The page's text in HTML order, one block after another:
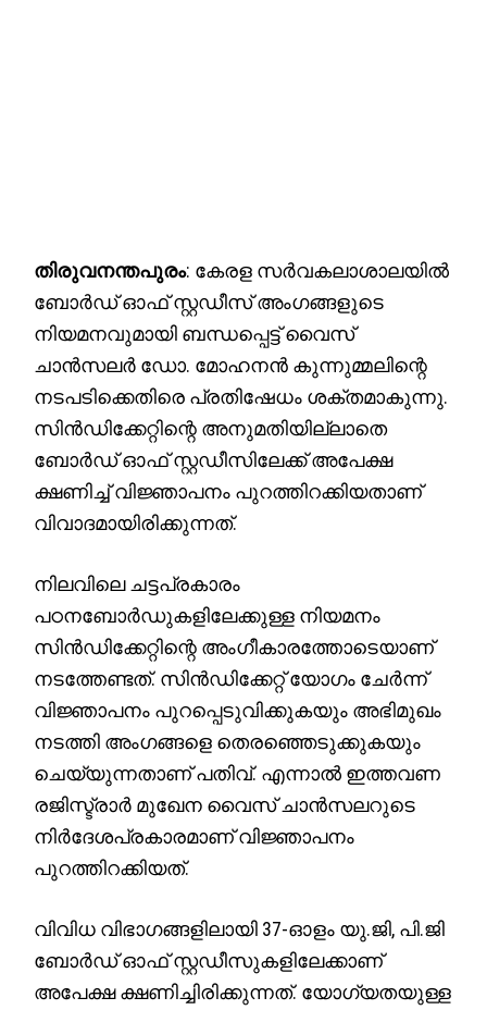
തിരുവനന്തപുരം: കേരള സർവകലാശാലയിൽ
ബോർഡ് ഓഫ് സ്റ്റഡീസ് അംഗങ്ങളുടെ
നിയമനവുമായി ബന്ധപ്പെട്ട് വൈസ്
ചാൻസലർ ഡോ. മോഹനൻ കുന്നുമ്മലിന്റെ
നടപടിക്കെതിരെ പ്രതിഷേധം ശക്തമാകുന്നു.
സിന്‍ഡിക്കേറ്റിന്റെ അനുമതിയില്ലാതെ
ബോർഡ് ഓഫ് സ്റ്റഡീസിലേക്ക് അപേക്ഷ
ക്ഷണിച്ച് വിജ്ഞാപനം പുറത്തിറക്കിയതാണ്
വിവാദമായിരിക്കുന്നത്.
നിലവിലെ ചട്ടപ്രകാരം
പഠനബോർഡുകളിലേക്കുള്ള നിയമനം
സിന്‍ഡിക്കേറ്റിന്റെ അംഗീകാരത്തോടെയാണ്
നടത്തേണ്ടത്. സിന്‍ഡിക്കേറ്റ് യോഗം ചേർന്ന്
വിജ്ഞാപനം പുറപ്പെടുവിക്കുകയും അഭിമുഖം
നടത്തി അംഗങ്ങളെ തെരഞ്ഞെടുക്കുകയും
ചെയ്യുന്നതാണ് പതിവ്. എന്നാൽ ഇത്തവണ
രജിസ്ട്രാർ മുഖേന വൈസ് ചാൻസലറുടെ
നിർദേശപ്രകാരമാണ് വിജ്ഞാപനം
പുറത്തിറക്കിയത്.
വിവിധ വിഭാഗങ്ങളിലായി 37-ഓളം യു.ജി, പി.ജി
ബോർഡ് ഓഫ് സ്റ്റഡീസുകളിലേക്കാണ്
അപേക്ഷ ക്ഷണിച്ചിരിക്കുന്നത്. യോഗ്യതയുള്ള